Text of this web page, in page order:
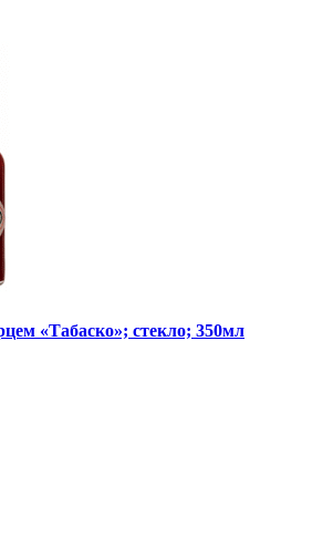
«Табаско»; стекло; 350мл